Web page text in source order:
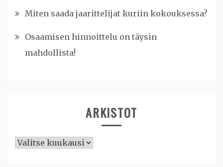
Miten saada jaarittelijat kuriin kokouksessa?
Osaamisen hinnoittelu on täysin
mahdollista!
ARKISTOT
Arkistot